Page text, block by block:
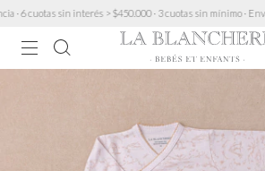
sin interés > $450.000 · 3 cuotas sin mínimo · Envío